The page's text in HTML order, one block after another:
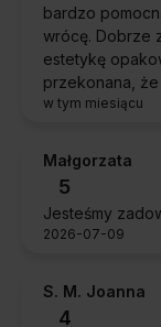
bardzo
wrócę. Dobrze
estetykę
przekonana,
w tym miesiącu
Małgorzata
5
Jesteśmy
2026-07-09
S. M. Joanna
4